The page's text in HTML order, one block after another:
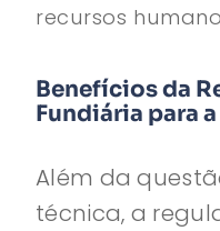
recursos
Benefícios da
Fundiária para
Além da
técnica, a